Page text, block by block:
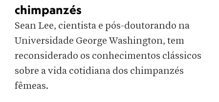
chimpanzés
Sean Lee, cientista e pós-doutorando na
Universidade George Washington, tem
reconsiderado os conhecimentos clássicos
sobre a vida cotidiana dos chimpanzés
fêmeas.